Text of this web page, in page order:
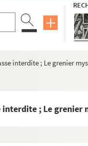
interdite ; Le grenier
interdite ; Le grenier
Beaux-Arts